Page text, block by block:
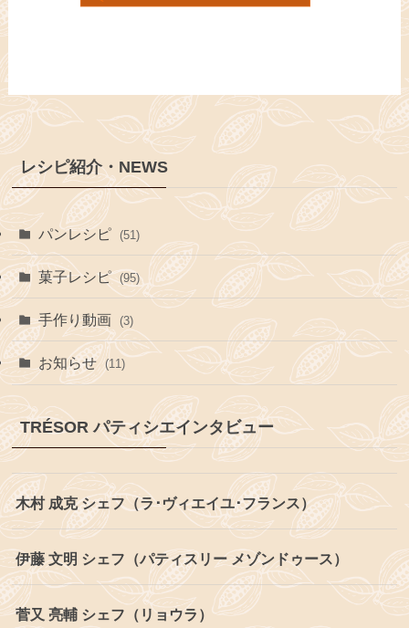
レシピ紹介・NEWS
パンレシピ (51)
菓子レシピ (95)
手作り動画 (3)
お知らせ (11)
TRÉSOR パティシエインタビュー
木村 成克 シェフ（ラ･ヴィエイユ･フランス）
伊藤 文明 シェフ（パティスリー メゾンドゥース）
菅又 亮輔 シェフ（リョウラ）